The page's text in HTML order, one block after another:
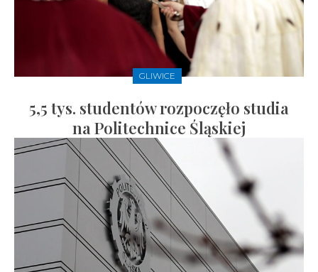
GLIWICE
5,5 tys. studentów rozpoczęło studia
na Politechnice Śląskiej